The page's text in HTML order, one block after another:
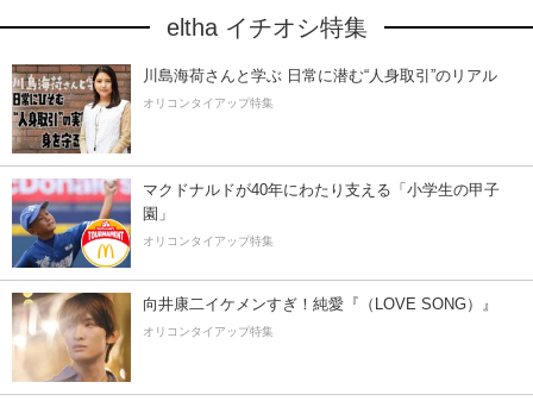
eltha イチオシ特集
川島海荷さんと学ぶ 日常に潜む“人身取引”のリアル
オリコンタイアップ特集
マクドナルドが40年にわたり支える「小学生の甲子
園」
オリコンタイアップ特集
向井康二イケメンすぎ！純愛『（LOVE SONG）』
オリコンタイアップ特集